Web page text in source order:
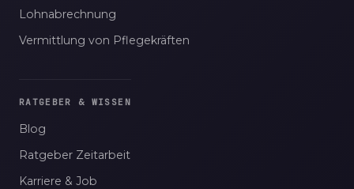
Lohnabrechnung
Vermittlung von Pflegekräften
RATGEBER & WISSEN
Blog
Ratgeber Zeitarbeit
Karriere & Job